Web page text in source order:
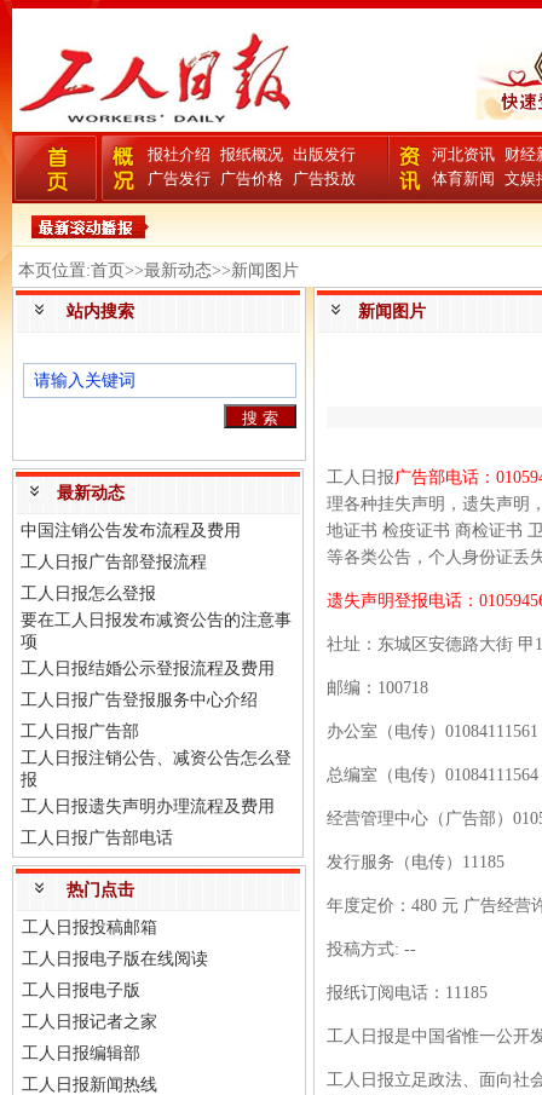
报社介绍 报纸概况 出版发行
广告发行 广告价格 广告投放
河北资讯 财经
体育新闻 文娱
本页位置:首页>>最新动态>>新闻图片
站内搜索
最新动态
中国注销公告发布流程及费用
工人日报广告部登报流程
工人日报怎么登报
要在工人日报发布减资公告的注意事
项
工人日报结婚公示登报流程及费用
工人日报广告登报服务中心介绍
工人日报广告部
工人日报注销公告、减资公告怎么登
报
工人日报遗失声明办理流程及费用
工人日报广告部电话
热门点击
工人日报投稿邮箱
工人日报电子版在线阅读
工人日报电子版
工人日报记者之家
工人日报编辑部
工人日报新闻热线
新闻图片
工人日报广告部电话：
理各种挂失声明，遗失声明
地证书 检疫证书 商检证书
等各类公告，个人身份证丢
遗失声明登报电话：
社址：东城区安德路大街 甲
邮编： 100718
办公室（电传） 01084111561
总编室（电传） 01084111564
经营管理中心（广告部）
发行服务（电传） 11185
年度定价： 480 元 广告经营
投稿方式: --
报纸订阅电话： 11185
工人日报是中国省惟一公开
工人日报立足政法、面向社